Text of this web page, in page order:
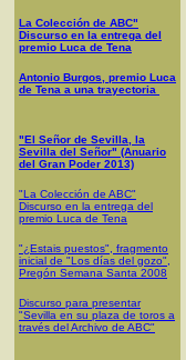
La Colección de ABC"
Discurso en la entrega del
premio Luca de Tena
Antonio Burgos, premio Luca
de Tena a una trayectoria
"El Señor de Sevilla, la
Sevilla del Señor" (Anuario
del Gran Poder 2013)
"La Colección de ABC"
Discurso en la entrega del
premio Luca de Tena
"¿Estais puestos", fragmento
inicial de "Los días del gozo",
Pregón Semana Santa 2008
Discurso para presentar
"Sevilla en su plaza de toros a
través del Archivo de ABC"